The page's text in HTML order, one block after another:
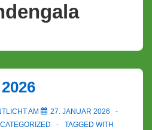
AM
27. JANUAR 2026
TAGGED WITH